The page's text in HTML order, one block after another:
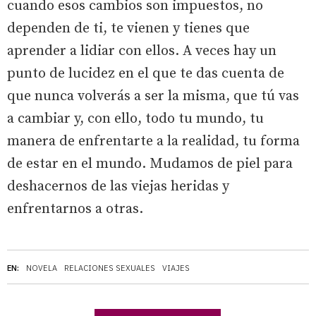
EN: NOVELA RELACIONES SEXUALES VIAJES
cuando esos cambios son impuestos, no
dependen de ti, te vienen y tienes que
aprender a lidiar con ellos. A veces hay un
punto de lucidez en el que te das cuenta de
que nunca volverás a ser la misma, que tú vas
a cambiar y, con ello, todo tu mundo, tu
manera de enfrentarte a la realidad, tu forma
de estar en el mundo. Mudamos de piel para
deshacernos de las viejas heridas y
enfrentarnos a otras.